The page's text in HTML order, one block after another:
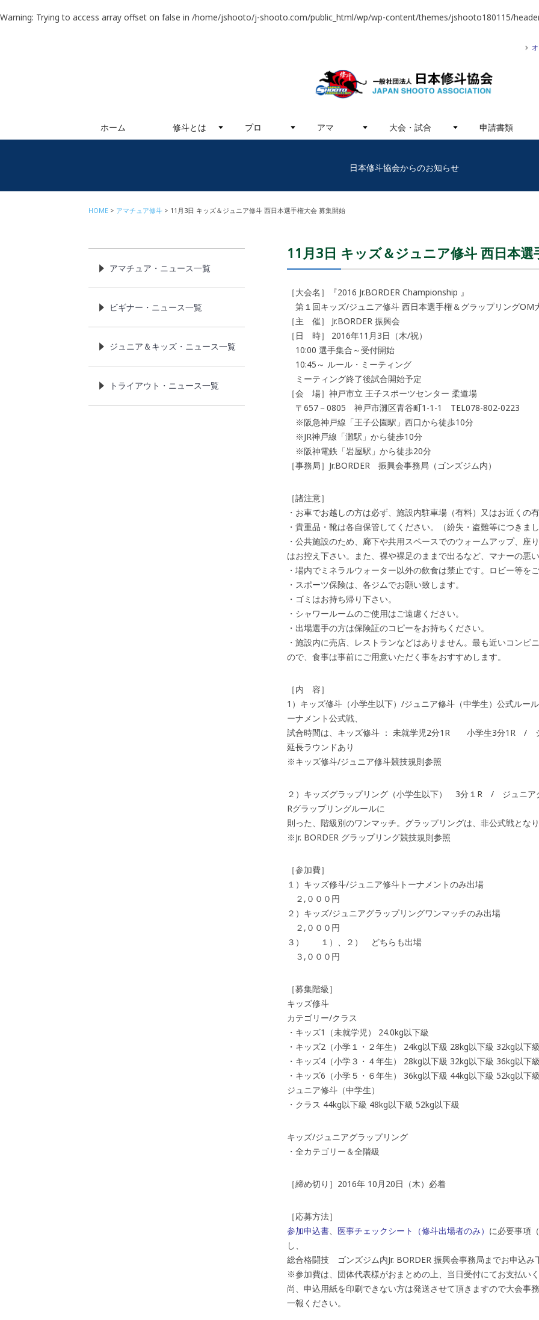
Warning: Trying to access array offset on false in /home/jshooto/j-shooto.com/public_html/wp/wp-content/themes/jshooto180115/
ホーム 修斗とは プロ アマ 大会・試合 申請書類
日本修斗協会からのお知らせ
HOME アマチュア修斗 11月3日 キッズ＆ジュニア修斗 西日本選手権大会 募集開始
11月3日 キッズ＆ジュニア修斗 西日本選
［大会名］『2016 Jr.BORDER Championship 』
第１回キッズ/ジュニア修斗 西日本選手権＆グラップリングOM
［主 催］ Jr.BORDER 振興会
［日 時］ 2016年11月3日（木/祝）
10:00 選手集合～受付開始
10:45～ ルール・ミーティング
ミーティング終了後試合開始予定
［会 場］神戸市立 王子スポーツセンター 柔道場
〒657－0805 神戸市灘区青谷町1-1-1 TEL078-802-0223
※阪急神戸線「王子公園駅」西口から徒歩10分
※JR神戸線「灘駅」から徒歩10分
※阪神電鉄「岩屋駅」から徒歩20分
［事務局］Jr.BORDER 振興会事務局（ゴンズジム内）
［諸注意］
・お車でお越しの方は必ず、施設内駐車場（有料）又はお近くの
・貴重品・靴は各自保管してください。（紛失・盗難等につきま
・公共施設のため、廊下や共用スペースでのウォームアップ、座
はお控え下さい。また、裸や裸足のままで出るなど、マナーの悪
・場内でミネラルウォーター以外の飲食は禁止です。ロビー等を
・スポーツ保険は、各ジムでお願い致します。
・ゴミはお持ち帰り下さい。
・シャワールームのご使用はご遠慮ください。
・出場選手の方は保険証のコピーをお持ちください。
・施設内に売店、レストランなどはありません。最も近いコンビ
ので、食事は事前にご用意いただく事をおすすめします。
［内 容］
1）キッズ修斗（小学生以下）/ジュニア修斗（中学生）公式ルー
ーナメント公式戦、
試合時間は、キッズ修斗 ： 未就学児2分1R 小学生3分1R /
延長ラウンドあり
※キッズ修斗/ジュニア修斗競技規則参照
２）キッズグラップリング（小学生以下） 3分１R / ジュニ
Rグラップリングルールに
則った、階級別のワンマッチ。グラップリングは、非公式戦となり
※Jr. BORDER グラップリング競技規則参照
［参加費］
１）キッズ修斗/ジュニア修斗トーナメントのみ出場
２,０００円
２）キッズ/ジュニアグラップリングワンマッチのみ出場
２,０００円
３） １）、２） どちらも出場
３,０００円
［募集階級］
キッズ修斗
カテゴリー/クラス
・キッズ1（未就学児） 24.0kg以下級
・キッズ2（小学１・２年生） 24kg以下級 28kg以下級 32kg以下級
・キッズ4（小学３・４年生） 28kg以下級 32kg以下級 36kg以下級
・キッズ6（小学５・６年生） 36kg以下級 44kg以下級 52kg以下級
ジュニア修斗（中学生）
・クラス 44kg以下級 48kg以下級 52kg以下級
キッズ/ジュニアグラップリング
・全カテゴリー＆全階級
［締め切り］2016年 10月20日（木）必着
［応募方法］
参加申込書、 医事チェックシート（修斗出場者のみ） に必要事項
し、
総合格闘技 ゴンズジム内Jr. BORDER 振興会事務局までお申込み
※参加費は、団体代表様がおまとめの上、当日受付にてお支払いく
尚、申込用紙を印刷できない方は発送させて頂きますので大会事
一報ください。
アマチュア・ニュース一覧
ビギナー・ニュース一覧
ジュニア＆キッズ・ニュース一覧
トライアウト・ニュース一覧